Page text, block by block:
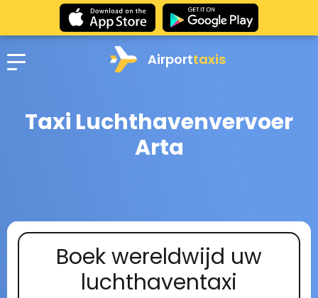
Airporttaxis
Taxi Luchthavenvervoer
Arta
Boek wereldwijd uw
luchthaventaxi